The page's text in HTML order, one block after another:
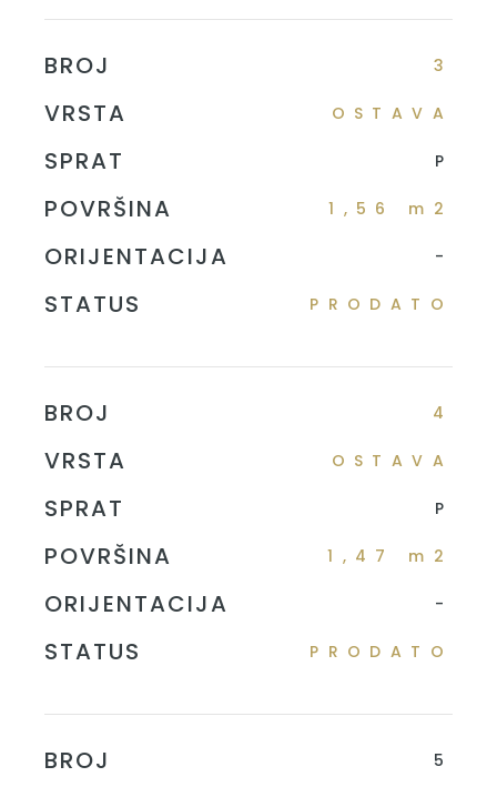
BROJ 3
VRSTA OSTAVA
SPRAT P
POVRŠINA 1,56 m2
ORIJENTACIJA -
STATUS PRODATO
BROJ 4
VRSTA OSTAVA
SPRAT P
POVRŠINA 1,47 m2
ORIJENTACIJA -
STATUS PRODATO
BROJ 5